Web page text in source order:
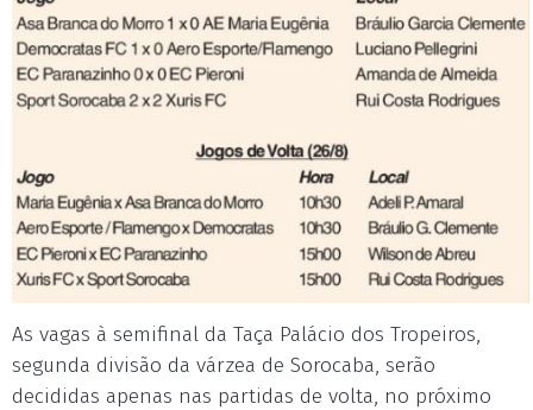
As vagas à semifinal da Taça Palácio dos Tropeiros,
segunda divisão da várzea de Sorocaba, serão
decididas apenas nas partidas de volta, no próximo